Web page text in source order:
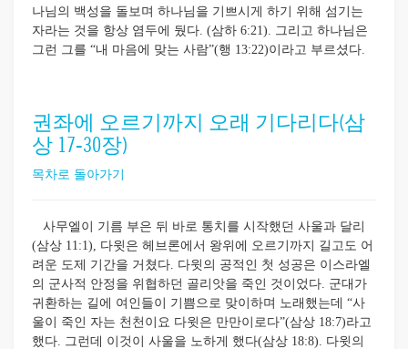
나님의 백성을 돌보며 하나님을 기쁘시게 하기 위해 섬기는
자라는 것을 항상 염두에 뒀다. (삼하 6:21). 그리고 하나님은
그런 그를 “내 마음에 맞는 사람”(행 13:22)이라고 부르셨다.
권좌에 오르기까지 오래 기다리다(삼
상 17-30장)
목차로 돌아가기
사무엘이 기름 부은 뒤 바로 통치를 시작했던 사울과 달리
(삼상 11:1), 다윗은 헤브론에서 왕위에 오르기까지 길고도 어
려운 도제 기간을 거쳤다. 다윗의 공적인 첫 성공은 이스라엘
의 군사적 안정을 위협하던 골리앗을 죽인 것이었다. 군대가
귀환하는 길에 여인들이 기쁨으로 맞이하며 노래했는데 “사
울이 죽인 자는 천천이요 다윗은 만만이로다”(삼상 18:7)라고
했다. 그런데 이것이 사울을 노하게 했다(삼상 18:8). 다윗의